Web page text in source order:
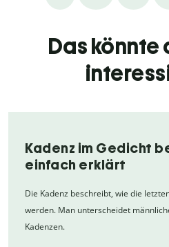
Das könnte
Kadenz im Gedicht
einfach erklärt
Die Kadenz beschreibt, wie die
werden. Man unterscheidet
Kadenzen.